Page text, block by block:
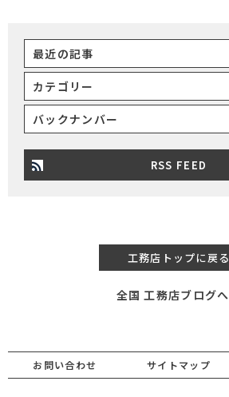
最近の記事
カテゴリー
バックナンバー
RSS FEED
工務店トップに戻る
全国 工務店ブログへ
お問い合わせ サイトマップ